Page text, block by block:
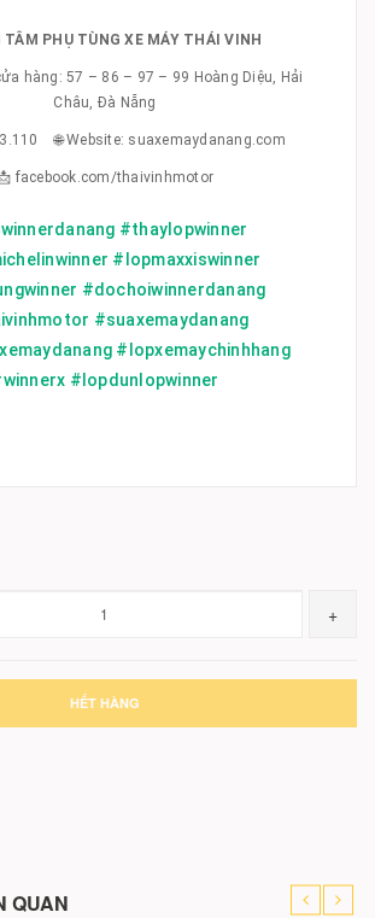
TÂM PHỤ TÙNG XE MÁY THÁI VINH
hàng: 57 – 86 – 97 – 99 Hoàng Diệu, Hải
Châu, Đà Nẵng
🌐 Website: suaxemaydanang.com
facebook.com/thaivinhmotor
#thaylopwinner
#lopmaxxiswinner
#dochoiwinnerdanang
#suaxemaydanang
#lopxemaychinhhang
#lopdunlopwinner
+
HẾT HÀNG
QUAN